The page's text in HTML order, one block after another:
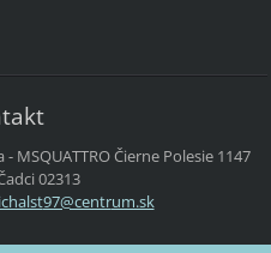
MSQUATTROČierne Polesie 1147
02313
97@centrum.sk